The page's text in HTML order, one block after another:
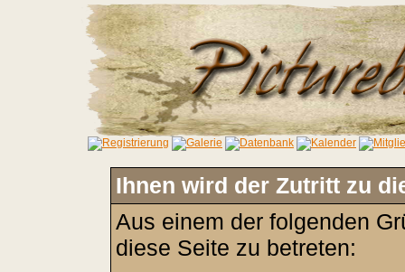
Ihnen wird der Zutritt zu
Aus einem der folgenden
diese Seite zu betreten: